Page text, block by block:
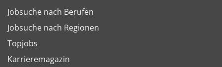
Jobsuche nach Berufen
Jobsuche nach Regionen
Topjobs
Karrieremagazin